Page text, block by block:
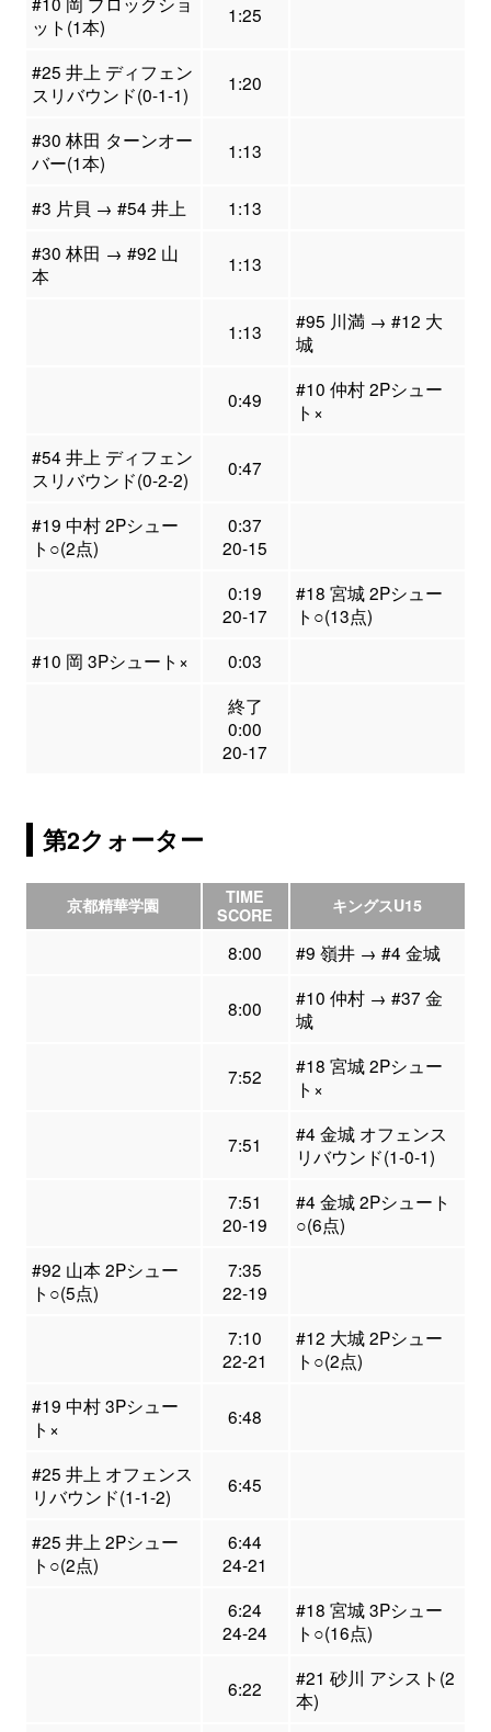
ット(1本)
1:25
#25 井上 ディフェン
スリバウンド(0-1-1)
1:20
#30 林田 ターンオー
バー(1本)
1:13
#3 片貝 → #54 井上
1:13
#30 林田 → #92 山
本
1:13
1:13
#95 川満 → #12 大
城
0:49
#10 仲村 2Pシュー
ト×
#54 井上 ディフェン
スリバウンド(0-2-2)
0:47
#19 中村 2Pシュー
ト○(2点)
0:37
20-15
0:19
20-17
#18 宮城 2Pシュー
ト○(13点)
#10 岡 3Pシュート×
0:03
終了
0:00
20-17
第2クォーター
京都精華学園
TIME
SCORE
キングスU15
8:00 #9 嶺井 → #4 金城
8:00
#10 仲村 → #37 金
城
7:52
#18 宮城 2Pシュー
ト×
7:51
#4 金城 オフェンス
リバウンド(1-0-1)
7:51
20-19
#4 金城 2Pシュート
○(6点)
#92 山本 2Pシュー
ト○(5点)
7:35
22-19
7:10
22-21
#12 大城 2Pシュー
ト○(2点)
#19 中村 3Pシュー
ト×
6:48
#25 井上 オフェンス
リバウンド(1-1-2)
6:45
#25 井上 2Pシュー
ト○(2点)
6:44
24-21
6:24
24-24
#18 宮城 3Pシュー
ト○(16点)
6:22
#21 砂川 アシスト(2
本)